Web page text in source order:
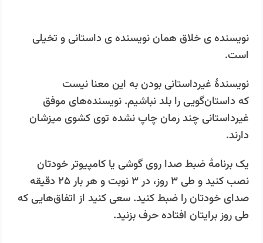
نویسنده ی خلاق همان نویسنده ی داستانی و تخیلی
است.
نویسندۀ غیرداستانی بودن به این معنا نیست
که داستان‌گویی را بلد نباشیم. نویسنده‌های موفق
غیرداستانی چند رمان چاپ نشده توی کشوی میزشان
دارند.
یک برنامۀ ضبط صدا روی گوشی یا کامپیوتر خودتان
نصب کنید و طی ۳ روز، در ۳ نوبت و هر بار ۲۵ دقیقه
صدای خودتان را ضبط کنید. سعی کنید از اتفاق‌هایی که
طی روز برایتان افتاده حرف بزنید.